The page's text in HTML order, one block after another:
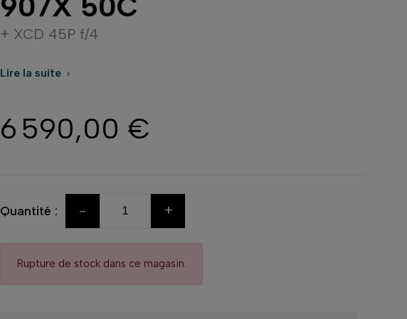
+ XCD 45P f/4
Lire la suite 
6 590,00 €
Quantité : - +
Rupture de stock dans ce magasin.